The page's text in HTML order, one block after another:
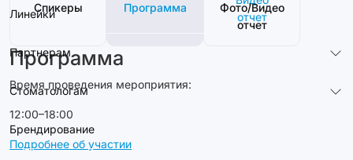
Линейки
Партнерам
Стоматологам
Брендирование
Спикеры Программа
Фото/Видео
отчет
Программа
Время проведения мероприятия:
12:00–18:00
Подробнее об участии